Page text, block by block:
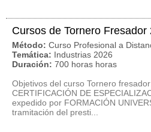
Cursos de Tornero Fresador
Método: Curso Profesional a
Temática: Industrias 2026
Duración: 700 horas horas
Objetivos del curso Tornero
CERTIFICACIÓN DE
expedido por FORMACIÓN
tramitación del presti...